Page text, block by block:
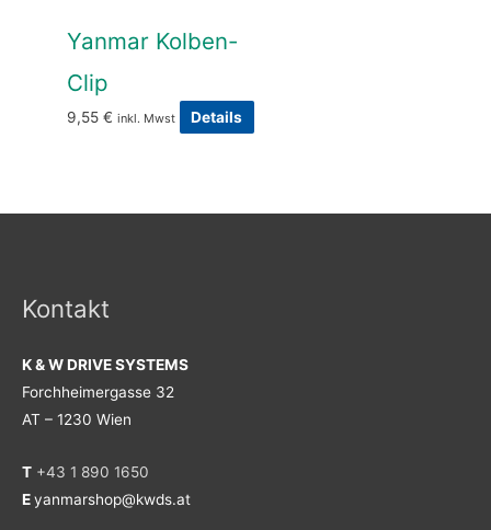
Yanmar Kolben-
Clip
9,55€ inkl. Mwst Details
Kontakt
K & W DRIVE SYSTEMS
Forchheimergasse 32
AT – 1230 Wien
T +43 1 890 1650
Eyanmarshop@kwds.at